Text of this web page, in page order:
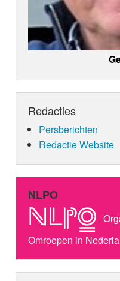
Redacties
Persberichten
Redactie Website
NLPO
Omroepen in